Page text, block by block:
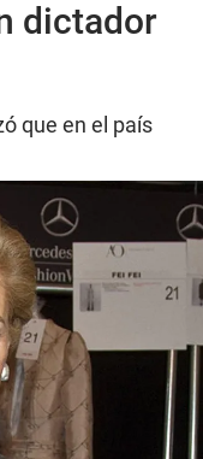
dictador
que en el país